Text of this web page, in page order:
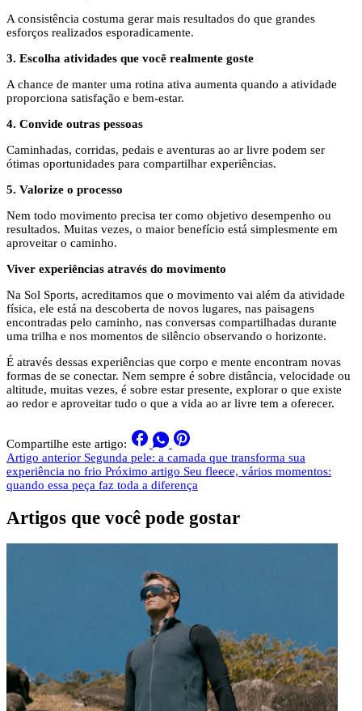
A consistência costuma gerar mais resultados do que grandes
esforços realizados esporadicamente.
3. Escolha atividades que você realmente goste
A chance de manter uma rotina ativa aumenta quando a atividade
proporciona satisfação e bem-estar.
4. Convide outras pessoas
Caminhadas, corridas, pedais e aventuras ao ar livre podem ser
ótimas oportunidades para compartilhar experiências.
5. Valorize o processo
Nem todo movimento precisa ter como objetivo desempenho ou
resultados. Muitas vezes, o maior benefício está simplesmente em
aproveitar o caminho.
Viver experiências através do movimento
Na Sol Sports, acreditamos que o movimento vai além da atividade
física, ele está na descoberta de novos lugares, nas paisagens
encontradas pelo caminho, nas conversas compartilhadas durante
uma trilha e nos momentos de silêncio observando o horizonte.
É através dessas experiências que corpo e mente encontram novas
formas de se conectar. Nem sempre é sobre distância, velocidade ou
altitude, muitas vezes, é sobre estar presente, explorar o que existe
ao redor e aproveitar tudo o que a vida ao ar livre tem a oferecer.
Compartilhe este artigo:
Artigo anterior Segunda pele: a camada que transforma sua
experiência no frio Próximo artigo Seu fleece, vários momentos:
quando essa peça faz toda a diferença
Artigos que você pode gostar